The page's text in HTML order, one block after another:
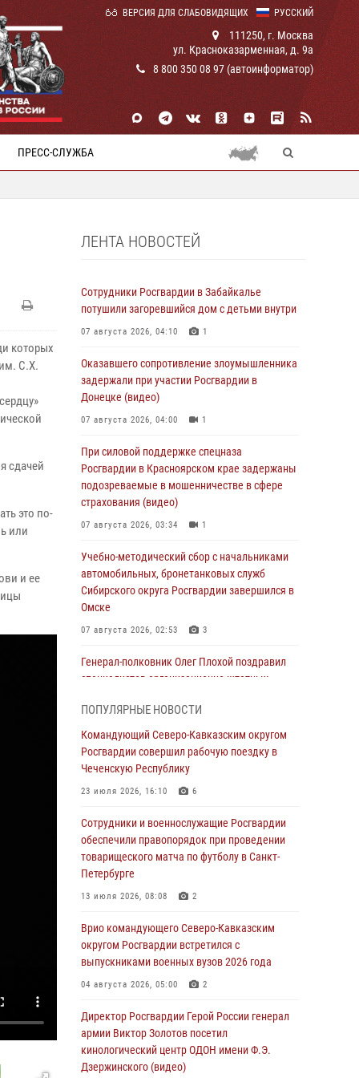
РУССКИЙ
ВЕРСИЯ ДЛЯ СЛАБОВИДЯЩИХ
111250, г. Москва
ул. Красноказарменная, д. 9а
8 800 350 08 97 (автоинформатор)
ПРЕСС-СЛУЖБА
которых
С.Х.
сдачей
это по-
или
и ее
ЛЕНТА НОВОСТЕЙ
Сотрудники Росгвардии в Забайкалье
потушили загоревшийся дом с детьми внутри
07 августа 2026, 04:10 1
Оказавшего сопротивление злоумышленника
задержали при участии Росгвардии в
Донецке (видео)
07 августа 2026, 04:00 1
При силовой поддержке спецназа
Росгвардии в Красноярском крае задержаны
подозреваемые в мошенничестве в сфере
страхования (видео)
07 августа 2026, 03:34 1
Учебно-методический сбор с начальниками
автомобильных, бронетанковых служб
Сибирского округа Росгвардии завершился в
Омске
07 августа 2026, 02:53 3
Генерал-полковник Олег Плохой поздравил
специалистов организационно-штатных
профессиональным праздником
06 августа 2026, 21:01
В Нижнем Новгороде состоялось
Всероссийское совещание-семинар по
охраны Росгвардии (видео)
06 августа 2026, 14:47 10 1
В Брянске сотрудники и военнослужащие
Росгвардии почтили память Героя России
06 августа 2026, 14:36 2
В кинологическом центре Уральского округа
Росгвардии почтили память товарищей,
06 августа 2026, 13:29 5
В Центральном округе Росгвардии прошли
мероприятия к 108‑летию генерала армии
ПОПУЛЯРНЫЕ НОВОСТИ
Командующий Северо-Кавказским округом
Росгвардии совершил рабочую поездку в
Чеченскую Республику
23 июля 2026, 16:10 6
Сотрудники и военнослужащие Росгвардии
обеспечили правопорядок при проведении
товарищеского матча по футболу в Санкт-
Петербурге
13 июля 2026, 08:08 2
Врио командующего Северо-Кавказским
округом Росгвардии встретился с
выпускниками военных вузов 2026 года
04 августа 2026, 05:00 2
Директор Росгвардии Герой России генерал
армии Виктор Золотов посетил
кинологический центр ОДОН имени Ф.Э.
Дзержинского (видео)